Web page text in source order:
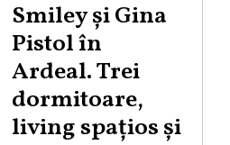
Smiley şi Gina
Pistol în
Ardeal. Trei
dormitoare,
living spațios și